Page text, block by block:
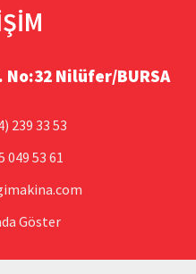
No:32 Nilüfer/BURSA
239 33 53
049 53 61
Göster